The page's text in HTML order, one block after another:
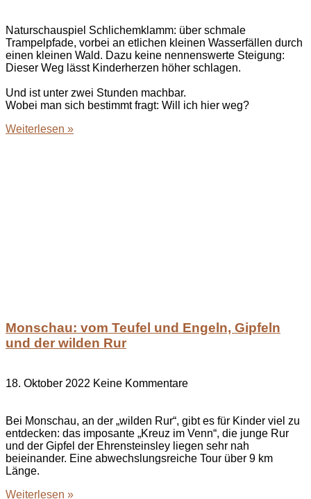
Naturschauspiel Schlichemklamm: über schmale
Trampelpfade, vorbei an etlichen kleinen Wasserfällen durch
einen kleinen Wald. Dazu keine nennenswerte Steigung:
Dieser Weg lässt Kinderherzen höher schlagen.
Und ist unter zwei Stunden machbar.
Wobei man sich bestimmt fragt: Will ich hier weg?
Weiterlesen »
Monschau: vom Teufel und Engeln, Gipfeln
und der wilden Rur
18. Oktober 2022 Keine Kommentare
Bei Monschau, an der „wilden Rur“, gibt es für Kinder viel zu
entdecken: das imposante „Kreuz im Venn“, die junge Rur
und der Gipfel der Ehrensteinsley liegen sehr nah
beieinander. Eine abwechslungsreiche Tour über 9 km
Länge.
Weiterlesen »